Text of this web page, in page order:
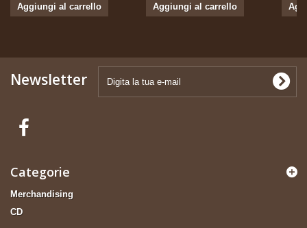
Aggiungi al carrello Aggiungi al carrello
Newsletter
Categorie
Merchandising
CD